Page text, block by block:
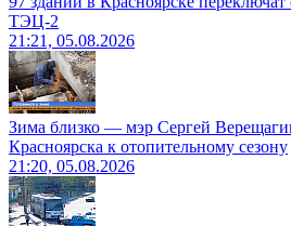
ТЭЦ-2
21:21, 05.08.2026
Зима близко — мэр Сергей
Красноярска к отопительному сезону
21:20, 05.08.2026